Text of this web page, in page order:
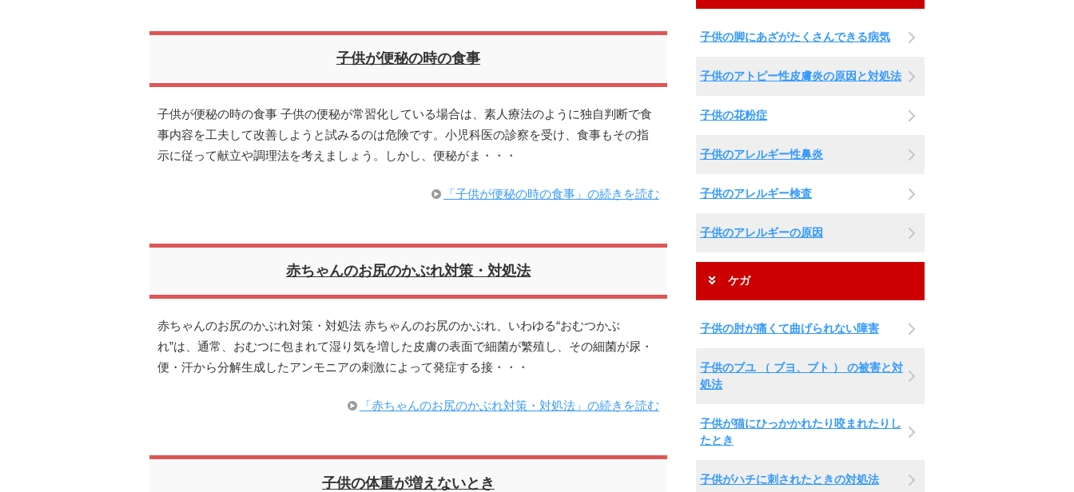
子供が便秘の時の食事
子供が便秘の時の食事 子供の便秘が常習化している場合は、素人療法のように独自判断で食
事内容を工夫して改善しようと試みるのは危険です。小児科医の診察を受け、食事もその指
示に従って献立や調理法を考えましょう。しかし、便秘がま・・・
「子供が便秘の時の食事」の続きを読む
赤ちゃんのお尻のかぶれ対策・対処法
赤ちゃんのお尻のかぶれ対策・対処法 赤ちゃんのお尻のかぶれ、いわゆる“おむつかぶ
れ”は、通常、おむつに包まれて湿り気を増した皮膚の表面で細菌が繁殖し、その細菌が尿・
便・汗から分解生成したアンモニアの刺激によって発症する接・・・
「赤ちゃんのお尻のかぶれ対策・対処法」の続きを読む
子供の体重が増えないとき
子供の脚にあざがたくさんできる病気
子供のアトピー性皮膚炎の原因と対処法
子供の花粉症
子供のアレルギー性鼻炎
子供のアレルギー検査
子供のアレルギーの原因
ケガ
子供の肘が痛くて曲げられない障害
子供のブユ （ ブヨ、ブト ） の被害と対
処法
子供が猫にひっかかれたり咬まれたりし
たとき
子供がハチに刺されたときの対処法